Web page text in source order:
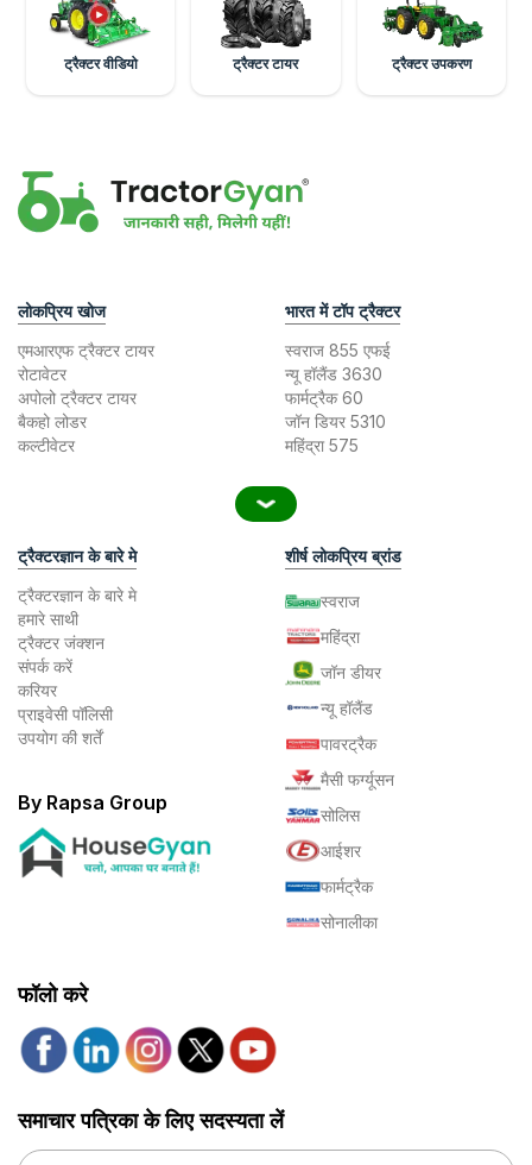
ट्रैक्टर वीडियो ट्रैक्टर टायर ट्रैक्टर उपकरण
लोकप्रिय खोज
एमआरएफ ट्रैक्टर टायर
रोटावेटर
अपोलो ट्रैक्टर टायर
बैकहो लोडर
कल्टीवेटर
भारत में टॉप ट्रैक्टर
स्वराज 855 एफई
न्यू हॉलैंड 3630
फार्मट्रैक 60
जॉन डियर 5310
महिंद्रा 575
ट्रैक्टरज्ञान के बारे मे
ट्रैक्टरज्ञान के बारे मे
हमारे साथी
ट्रैक्टर जंक्शन
संपर्क करें
करियर
प्राइवेसी पॉलिसी
उपयोग की शर्तें
By Rapsa Group
शीर्ष लोकप्रिय ब्रांड
स्वराज
महिंद्रा
जॉन डीयर
न्यू हॉलैंड
पावरट्रैक
मैसी फर्ग्यूसन
सोलिस
आईशर
फार्मट्रैक
सोनालीका
फॉलो करे
समाचार पत्रिका के लिए सदस्यता लें